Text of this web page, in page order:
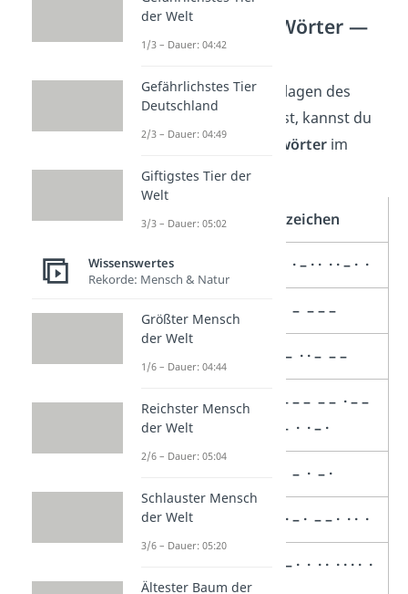
Morsealphabet Wörter —
Beispiele
Jetzt, wo du die Grundlagen des
Morsealphabets kennst, kannst du
hier ein paarBeispielwörter im
Morsealphabet sehen:
Wort Morsezeichen
Hilfe · · · · · · · – · · · · – · ·
Auto · – · · – – – – –
– · · · · – · · – – –
Computer
– · – · – – – – – · – –
· · · – – · · – ·
– · · · – – · – ·
Energie · – · · · – · – – · · · ·
· · – · · – · · · · · · · · ·
der Welt
1/3 – Dauer: 04:42
Gefährlichstes Tier
Deutschland
2/3 – Dauer: 04:49
Giftigstes Tier der
Welt
3/3 – Dauer: 05:02
Wissenswertes
Rekorde: Mensch & Natur
Größter Mensch
der Welt
1/6 – Dauer: 04:44
Reichster Mensch
der Welt
2/6 – Dauer: 05:04
Schlauster Mensch
der Welt
3/6 – Dauer: 05:20
Ältester Baum der